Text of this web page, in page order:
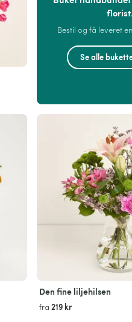
florist.
Bestil og få leveret
Se alle
Den fine liljehilsen
fra 219 kr